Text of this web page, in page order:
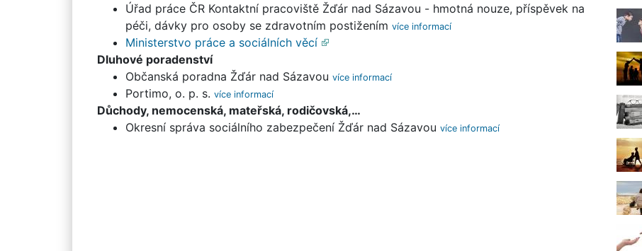
Úřad práce ČR Kontaktní pracoviště Žďár nad Sázavou - hmotná nouze, příspěvek na
péči, dávky pro osoby se zdravotním postižením
Ministerstvo práce a sociálních věcí
Dluhové poradenství
Občanská poradna Žďár nad Sázavou
Portimo, o. p. s.
Důchody, nemocenská, mateřská, rodičovská,…
Okresní správa sociálního zabezpečení Žďár nad Sázavou